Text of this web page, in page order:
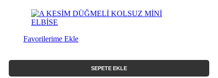
Favorilerime Ekle
SEPETE EKLE